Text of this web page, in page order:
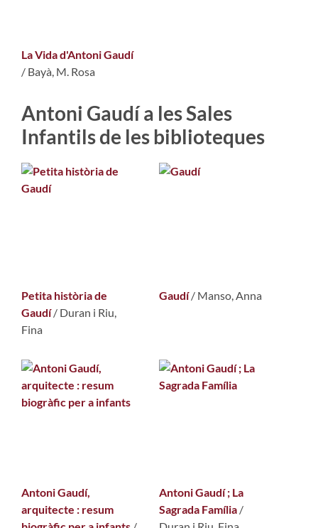
La Vida d'Antoni Gaudí
/ Bayà, M. Rosa
Antoni Gaudí a les Sales
Infantils de les biblioteques
Petita història de
Gaudí/ Duran i Riu,
Fina
Gaudí/ Manso, Anna
Antoni Gaudí,
arquitecte : resum
Antoni Gaudí ; La
Sagrada Família /